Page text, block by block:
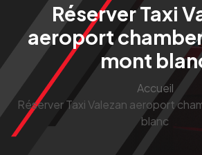
Réserver Taxi
aeroport
mont
Accueil
Réserver Taxi Valezan aeroport
blanc